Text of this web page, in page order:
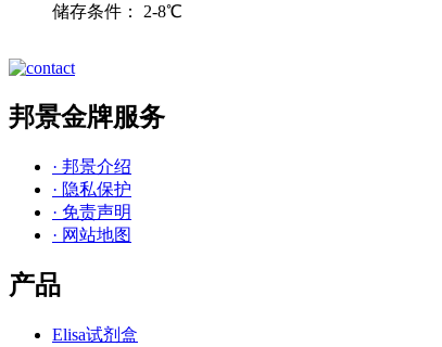
储存条件： 2-8℃
邦景金牌服务
· 邦景介绍
· 隐私保护
· 免责声明
· 网站地图
产品
Elisa试剂盒